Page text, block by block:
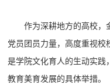
作为深耕地方的高校，
党员团员力量，高度重视校
是学院文化育人的生动实践
教育美育发展的具体举措。